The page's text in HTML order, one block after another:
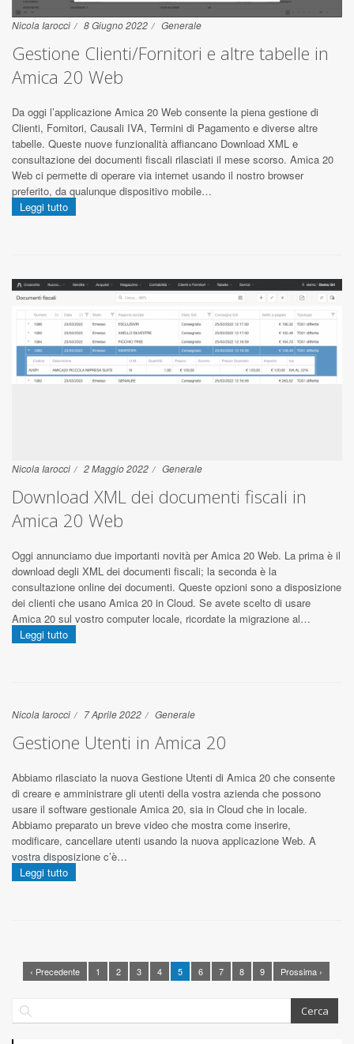
Nicola Iarocci 8 Giugno 2022 Generale
Gestione Clienti/Fornitori e altre tabelle in
Amica 20 Web
Da oggi l’applicazione Amica 20 Web consente la piena gestione di
Clienti, Fornitori, Causali IVA, Termini di Pagamento e diverse altre
tabelle. Queste nuove funzionalità affiancano Download XML e
consultazione dei documenti fiscali rilasciati il mese scorso. Amica 20
Web ci permette di operare via internet usando il nostro browser
preferito, da qualunque dispositivo mobile…
Leggi tutto
Nicola Iarocci 2 Maggio 2022 Generale
Download XML dei documenti fiscali in
Amica 20 Web
Oggi annunciamo due importanti novità per Amica 20 Web. La prima è il
download degli XML dei documenti fiscali; la seconda è la
consultazione online dei documenti. Queste opzioni sono a disposizione
dei clienti che usano Amica 20 in Cloud. Se avete scelto di usare
Amica 20 sul vostro computer locale, ricordate la migrazione al…
Leggi tutto
Nicola Iarocci 7 Aprile 2022 Generale
Gestione Utenti in Amica 20
Abbiamo rilasciato la nuova Gestione Utenti di Amica 20 che consente
di creare e amministrare gli utenti della vostra azienda che possono
usare il software gestionale Amica 20, sia in Cloud che in locale.
Abbiamo preparato un breve video che mostra come inserire,
modificare, cancellare utenti usando la nuova applicazione Web. A
vostra disposizione c’è…
Leggi tutto
‹ Precedente 1 2 3 4 5 6 7 8 9 Prossima ›